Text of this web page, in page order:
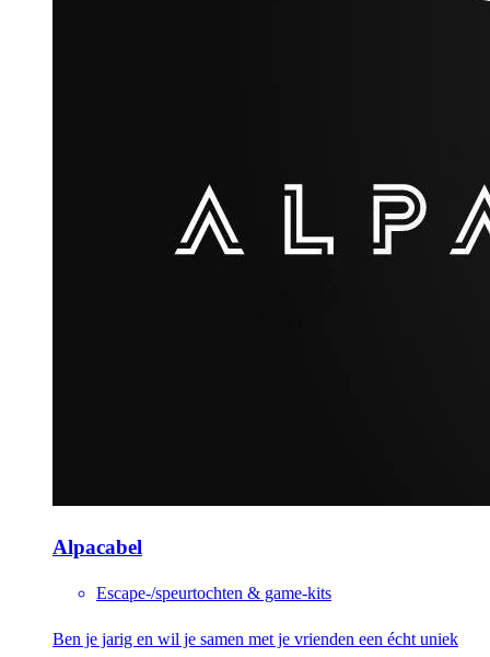
Alpacabel
Escape-/speurtochten & game-kits
Ben je jarig en wil je samen met je vrienden een écht uniek